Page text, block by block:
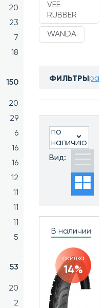
20
23
7
18
150
20
29
6
16
16
12
11
11
11
5
53
20
2
VEE
RUBBER
WANDA
ФИЛЬТРЫ
Часто ищут:
Новинки
продаж
Распродажа
по
наличию
Вид:
В наличии
скидка
14%